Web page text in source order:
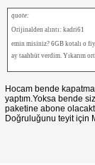
quote:
Orijinalden alıntı: kadri61
emin misiniz? 6GB kotalı o
ay taahhüt verdim. Yıkarım
Hocam bende
yaptım.Yoksa bende
paketine abone
Doğruluğunu teyit için